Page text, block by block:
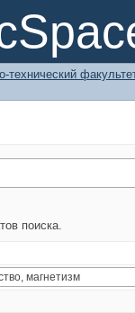
технический
поиска.